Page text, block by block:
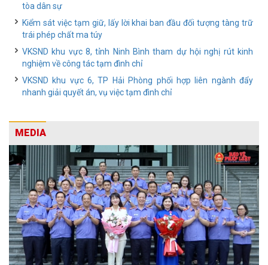
tòa dân sự
Kiểm sát việc tạm giữ, lấy lời khai ban đầu đối tượng tàng trữ
trái phép chất ma túy
VKSND khu vực 8, tỉnh Ninh Bình tham dự hội nghị rút kinh
nghiệm về công tác tạm đình chỉ
VKSND khu vực 6, TP Hải Phòng phối hợp liên ngành đẩy
nhanh giải quyết án, vụ việc tạm đình chỉ
MEDIA